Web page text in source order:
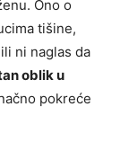
Ono o
tišine,
ni naglas da
oblik u
pokreće